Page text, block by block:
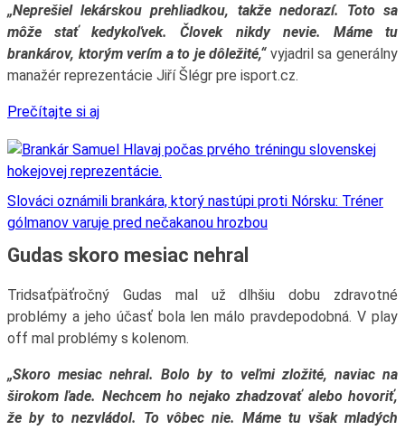
„Neprešiel lekárskou prehliadkou, takže nedorazí. Toto sa
môže stať kedykoľvek. Človek nikdy nevie. Máme tu
brankárov, ktorým verím a to je dôležité,“vyjadril sa generálny
manažér reprezentácie Jiří Šlégr pre isport.cz.
Prečítajte si aj
Slováci oznámili brankára, ktorý nastúpi proti Nórsku: Tréner
gólmanov varuje pred nečakanou hrozbou
Gudas skoro mesiac nehral
Tridsaťpäťročný Gudas mal už dlhšiu dobu zdravotné
problémy a jeho účasť bola len málo pravdepodobná. V play
off mal problémy s kolenom.
„Skoro mesiac nehral. Bolo by to veľmi zložité, naviac na
širokom ľade. Nechcem ho nejako zhadzovať alebo hovoriť,
že by to nezvládol. To vôbec nie. Máme tu však mladých